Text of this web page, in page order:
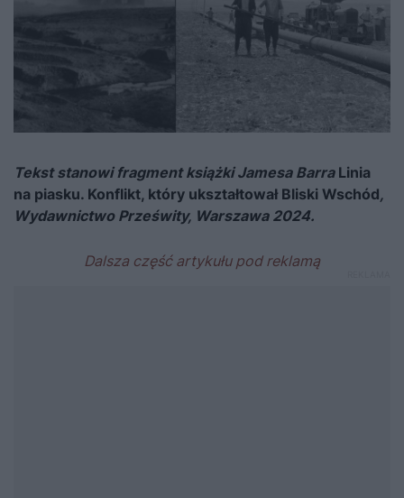
Tekst stanowi fragment książki Jamesa Barra Linia
na piasku. Konflikt, który ukształtował Bliski Wschód,
Wydawnictwo Prześwity, Warszawa 2024.